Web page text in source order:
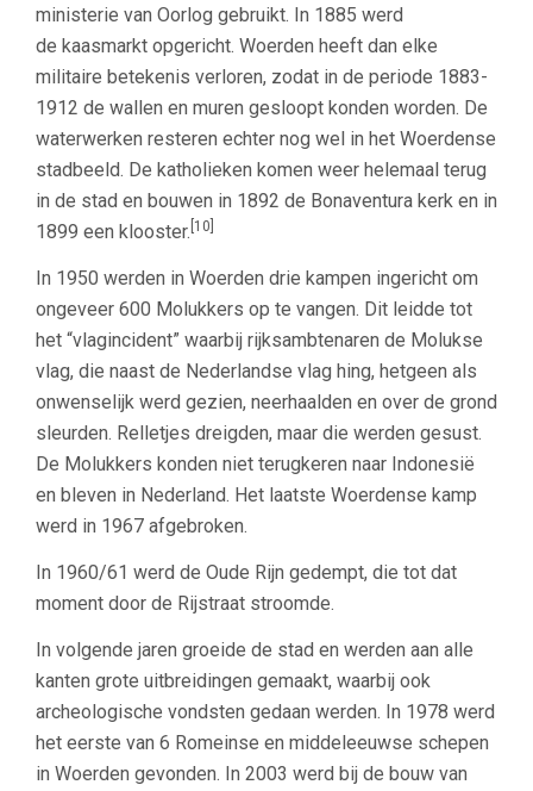
ministerie van Oorlog gebruikt. In 1885 werd
de kaasmarkt opgericht. Woerden heeft dan elke
militaire betekenis verloren, zodat in de periode 1883-
1912 de wallen en muren gesloopt konden worden. De
waterwerken resteren echter nog wel in het Woerdense
stadbeeld. De katholieken komen weer helemaal terug
in de stad en bouwen in 1892 de Bonaventura kerk en in
1899 een klooster. [10]
In 1950 werden in Woerden drie kampen ingericht om
ongeveer 600 Molukkers op te vangen. Dit leidde tot
het “vlagincident” waarbij rijksambtenaren de Molukse
vlag, die naast de Nederlandse vlag hing, hetgeen als
onwenselijk werd gezien, neerhaalden en over de grond
sleurden. Relletjes dreigden, maar die werden gesust.
De Molukkers konden niet terugkeren naar Indonesië
en bleven in Nederland. Het laatste Woerdense kamp
werd in 1967 afgebroken.
In 1960/61 werd de Oude Rijn gedempt, die tot dat
moment door de Rijstraat stroomde.
In volgende jaren groeide de stad en werden aan alle
kanten grote uitbreidingen gemaakt, waarbij ook
archeologische vondsten gedaan werden. In 1978 werd
het eerste van 6 Romeinse en middeleeuwse schepen
in Woerden gevonden. In 2003 werd bij de bouw van